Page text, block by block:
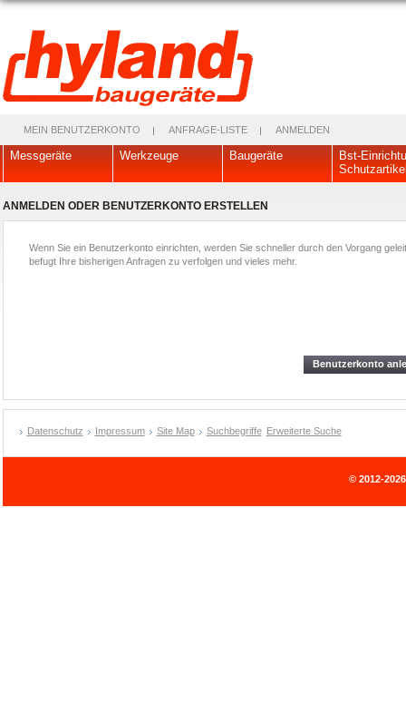
MEIN BENUTZERKONTO ANFRAGE-LISTE ANMELDEN
Messgeräte Werkzeuge Baugeräte
Bst-
ANMELDEN ODER BENUTZERKONTO ERSTELLEN
Wenn Sie ein Benutzerkonto einrichten, werden Sie schneller durch den Vorgang
befugt Ihre bisherigen Anfragen zu verfolgen und vieles mehr.
Benutzerkonto
Datenschutz Impressum Site Map Suchbegriffe Erweiterte Suche
© 2012-